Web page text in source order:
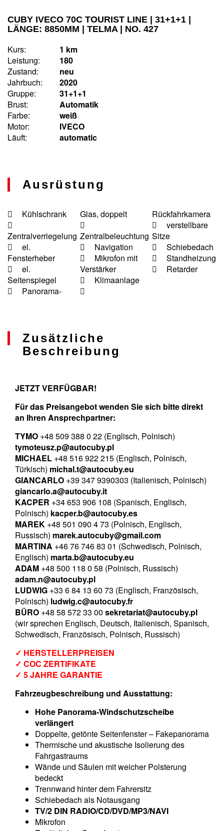
CUBY IVECO 70C TOURIST LINE | 31+1+1 |
LÄNGE: 8850MM | TELMA | NO. 427
Kurs:
1 km
Leistung:
180
Zustand:
neu
Jahrbuch:
2020
Gruppe:
31+1+1
Brust:
Automatik
Farbe:
weiß
Motor:
IVECO
Läuft:
automatic
Ausrüstung
Kühlschrank
Zentralverriegelung
el.
Fensterheber
el.
Seitenspiegel
Panorama-
Glas, doppelt
Zentralbeleuchtung
Navigation
Mikrofon mit
Verstärker
Klimaanlage
Rückfahrkamera
verstellbare
Sitze
Schiebedach
Standheizung
Retarder
Zusätzliche
Beschreibung
JETZT VERFÜGBAR!
Für das Preisangebot wenden Sie sich bitte direkt
an Ihren Ansprechpartner:
TYMO +48 509 388 0 22 (Englisch, Polnisch)
tymoteusz.p@autocuby.pl
MICHAEL +48 516 922 215 (Englisch, Polnisch,
Türkisch) michal.t@autocuby.eu
GIANCARLO +39 347 9390303 (Italienisch, Polnisch)
giancarlo.a@autocuby.it
KACPER +34 653 906 108 (Spanisch, Englisch,
Polnisch) kacper.b@autocuby.es
MAREK +48 501 090 4 73 (Polnisch, Englisch,
Russisch) marek.autocuby@gmail.com
MARTINA +46 76 746 83 01 (Schwedisch, Polnisch,
Englisch) marta.b@autocuby.eu
ADAM +48 500 118 0 58 (Polnisch, Russisch)
adam.n@autocuby.pl
LUDWIG +33 6 84 13 60 73 (Englisch, Französisch,
Polnisch) ludwig.c@autocuby.fr
BÜRO +48 58 572 33 00 sekretariat@autocuby.pl
(wir sprechen Englisch, Deutsch, Italienisch, Spanisch,
Schwedisch, Französisch, Polnisch, Russisch)
✓ HERSTELLERPREISEN
✓ COC ZERTIFIKATE
✓ 5 JAHRE GARANTIE
Fahrzeugbeschreibung und Ausstattung:
Hohe Panorama-Windschutzscheibe
verlängert
Doppelte, getönte Seitenfenster – Fakepanorama
Thermische und akustische Isolierung des
Fahrgastraums
Wände und Säulen mit weicher Polsterung
bedeckt
Trennwand hinter dem Fahrersitz
Schiebedach als Notausgang
TV/2 DIN RADIO/CD/DVD/MP3/NAVI
Mikrofon